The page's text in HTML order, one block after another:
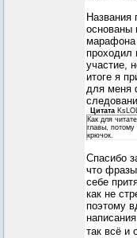
Названия
основаны
марафона
проходил
участие,
итоге я
для меня
Цитата
Как для
главы, потому
крючок.
Спасибо
что
себе
как не
поэтому
так всё и